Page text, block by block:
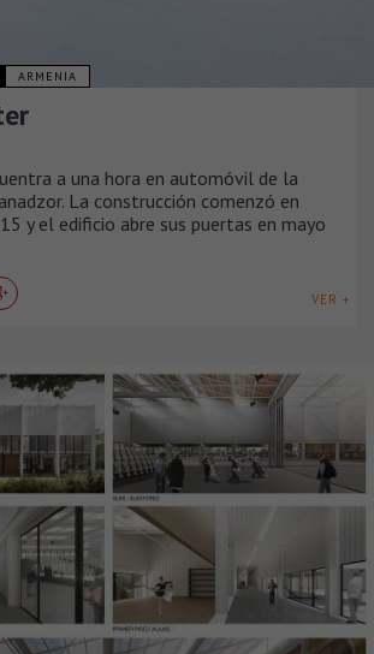
ARMENIA
a una hora en automóvil de la
La construcción comenzó en
y el edificio abre sus puertas en mayo
VER +